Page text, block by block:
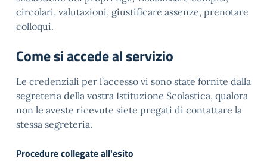
circolari, valutazioni, giustificare assenze, prenotare
colloqui.
Come si accede al servizio
Le credenziali per l’accesso vi sono state fornite dalla
segreteria della vostra Istituzione Scolastica, qualora
non le aveste ricevute siete pregati di contattare la
stessa segreteria.
Procedure collegate all'esito